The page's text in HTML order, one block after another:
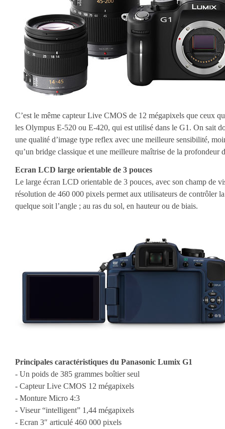
C’est le même capteur Live CMOS de 12 mégapixels que ceux
les Olympus E-520 ou E-420, qui est utilisé dans le G1. On sait
une qualité d’image type reflex avec une meilleure sensibilité,
qu’un bridge classique et une meilleure maîtrise de la profondeur
Ecran LCD large orientable de 3 pouces
Le large écran LCD orientable de 3 pouces, avec son champ de
résolution de 460 000 pixels permet aux utilisateurs de contrôler
quelque soit l’angle ; au ras du sol, en hauteur ou de biais.
Principales caractéristiques du Panasonic Lumix G1
- Un poids de 385 grammes boîtier seul
- Capteur Live CMOS 12 mégapixels
- Monture Micro 4:3
- Viseur “intelligent” 1,44 mégapixels
- Ecran 3″ articulé 460 000 pixels